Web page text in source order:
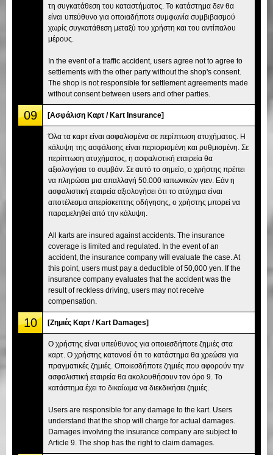
τη συγκατάθεση του καταστήματος. Το κατάστημα δεν θα
είναι υπεύθυνο για οποιαδήποτε συμφωνία συμβιβασμού
χωρίς συγκατάθεση μεταξύ του χρήστη και του αντίπαλου
μέρους.
In the event of a traffic accident, users agree not to agree to
settlements with the other party without the shop's consent.
The shop is not responsible for settlement agreements made
without consent between users and other parties.
09 [Ασφάλιση Καρτ / Kart Insurance]
Όλα τα καρτ είναι ασφαλισμένα σε περίπτωση ατυχήματος. Η
κάλυψη της ασφάλισης είναι περιορισμένη και ρυθμισμένη. Σε
περίπτωση ατυχήματος, η ασφαλιστική εταιρεία θα
αξιολογήσει το συμβάν. Σε αυτό το σημείο, ο χρήστης πρέπει
να πληρώσει μια απαλλαγή 50.000 ιαπωνικών γιεν. Εάν η
ασφαλιστική εταιρεία αξιολογήσει ότι το ατύχημα είναι
αποτέλεσμα απερίσκεπτης οδήγησης, ο χρήστης μπορεί να
παραμεληθεί από την κάλυψη.
All karts are insured against accidents. The insurance
coverage is limited and regulated. In the event of an
accident, the insurance company will evaluate the case. At
this point, users must pay a deductible of 50,000 yen. If the
insurance company evaluates that the accident was the
result of reckless driving, users may not receive
compensation.
10 [Ζημιές Καρτ / Kart Damages]
Ο χρήστης είναι υπεύθυνος για οποιεσδήποτε ζημιές στα
καρτ. Ο χρήστης κατανοεί ότι το κατάστημα θα χρεώσει για
πραγματικές ζημιές. Οποιεσδήποτε ζημιές που αφορούν την
ασφαλιστική εταιρεία θα ακολουθήσουν τον όρο 9. Το
κατάστημα έχει το δικαίωμα να διεκδικήσει ζημιές.
Users are responsible for any damage to the kart. Users
understand that the shop will charge for actual damages.
Damages involving the insurance company are subject to
Article 9. The shop has the right to claim damages.